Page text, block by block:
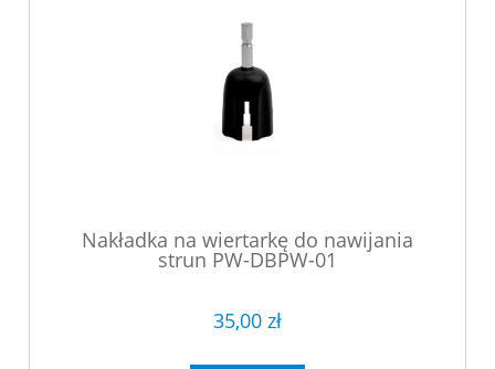
Nakładka na wiertarkę do nawijania
strun PW-DBPW-01
35,00 zł